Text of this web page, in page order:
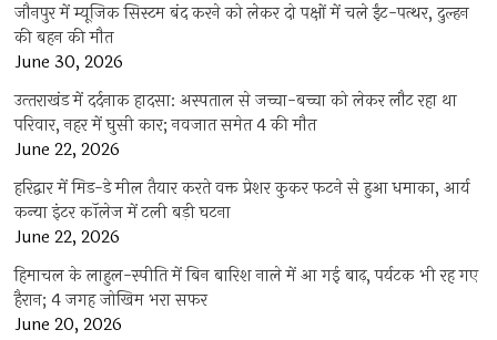
जौनपुर में म्यूजिक सिस्टम बंद करने को लेकर दो पक्षों में चले ईंट-पत्थर, दुल्हन
की बहन की मौत
June 30, 2026
उत्‍तराखंड में दर्दनाक हादसा: अस्पताल से जच्चा-बच्चा को लेकर लौट रहा था
परिवार, नहर में घुसी कार; नवजात समेत 4 की मौत
June 22, 2026
हरिद्वार में मिड-डे मील तैयार करते वक्त प्रेशर कुकर फटने से हुआ धमाका, आर्य
कन्या इंटर कॉलेज में टली बड़ी घटना
June 22, 2026
हिमाचल के लाहुल-स्पीति में बिन बारिश नाले में आ गई बाढ़, पर्यटक भी रह गए
हैरान; 4 जगह जोखिम भरा सफर
June 20, 2026